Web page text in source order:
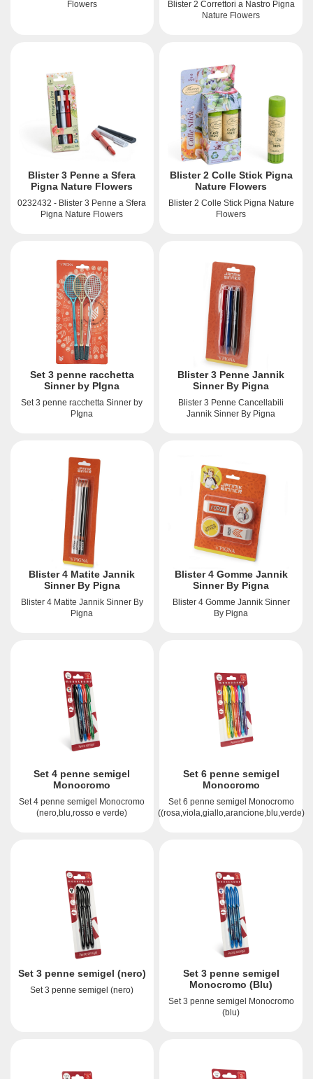
Flowers
Blister 2 Correttori a Nastro Pigna
Nature Flowers
Blister 3 Penne a Sfera
Pigna Nature Flowers
0232432 - Blister 3 Penne a Sfera
Pigna Nature Flowers
Blister 2 Colle Stick Pigna
Nature Flowers
Blister 2 Colle Stick Pigna Nature
Flowers
Set 3 penne racchetta
Sinner by PIgna
Set 3 penne racchetta Sinner by
PIgna
Blister 3 Penne Jannik
Sinner By Pigna
Blister 3 Penne Cancellabili
Jannik Sinner By Pigna
Blister 4 Matite Jannik
Sinner By Pigna
Blister 4 Matite Jannik Sinner By
Pigna
Blister 4 Gomme Jannik
Sinner By Pigna
Blister 4 Gomme Jannik Sinner
By Pigna
Set 4 penne semigel
Monocromo
Set 4 penne semigel Monocromo
(nero,blu,rosso e verde)
Set 6 penne semigel
Monocromo
Set 6 penne semigel Monocromo
((rosa,viola,giallo,arancione,blu,verde)
Set 3 penne semigel (nero)
Set 3 penne semigel (nero)
Set 3 penne semigel
Monocromo (Blu)
Set 3 penne semigel Monocromo
(blu)